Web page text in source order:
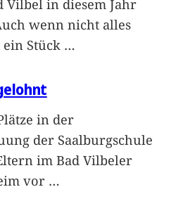
Vilbel in diesem Jahr
wenn nicht alles
ein Stück …
in der
der Saalburgschule
im Bad Vilbeler
vor …